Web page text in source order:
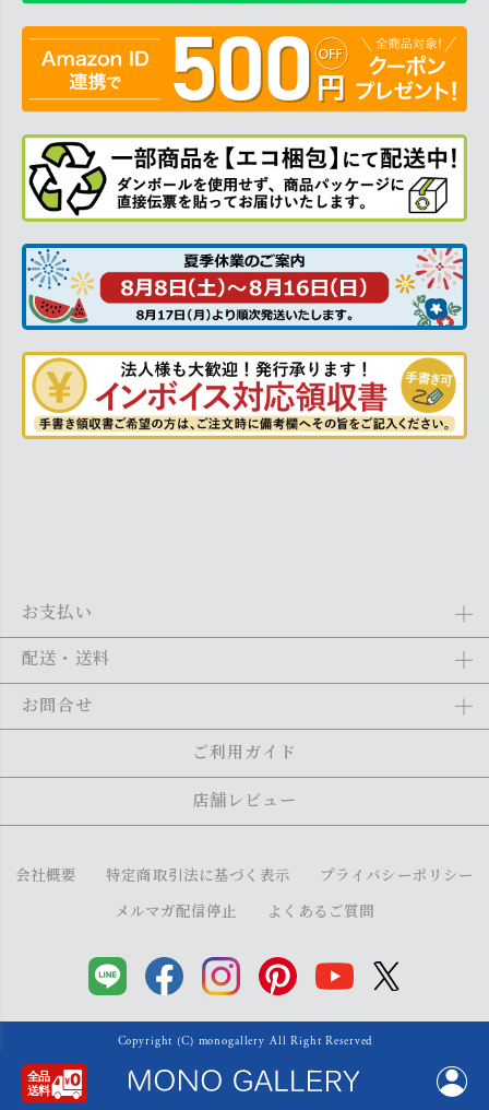
Amazon Pay、クレジットカード、代金引換、あと払い(ペイディ)、銀
い。
全商品送料無料
状況によって、多少前後する場合がございます。詳しくは
お問合せ
shopping@monogallery.jp
メールの返信につきましては、1～2営業日以内にさせていただいてお
ります。